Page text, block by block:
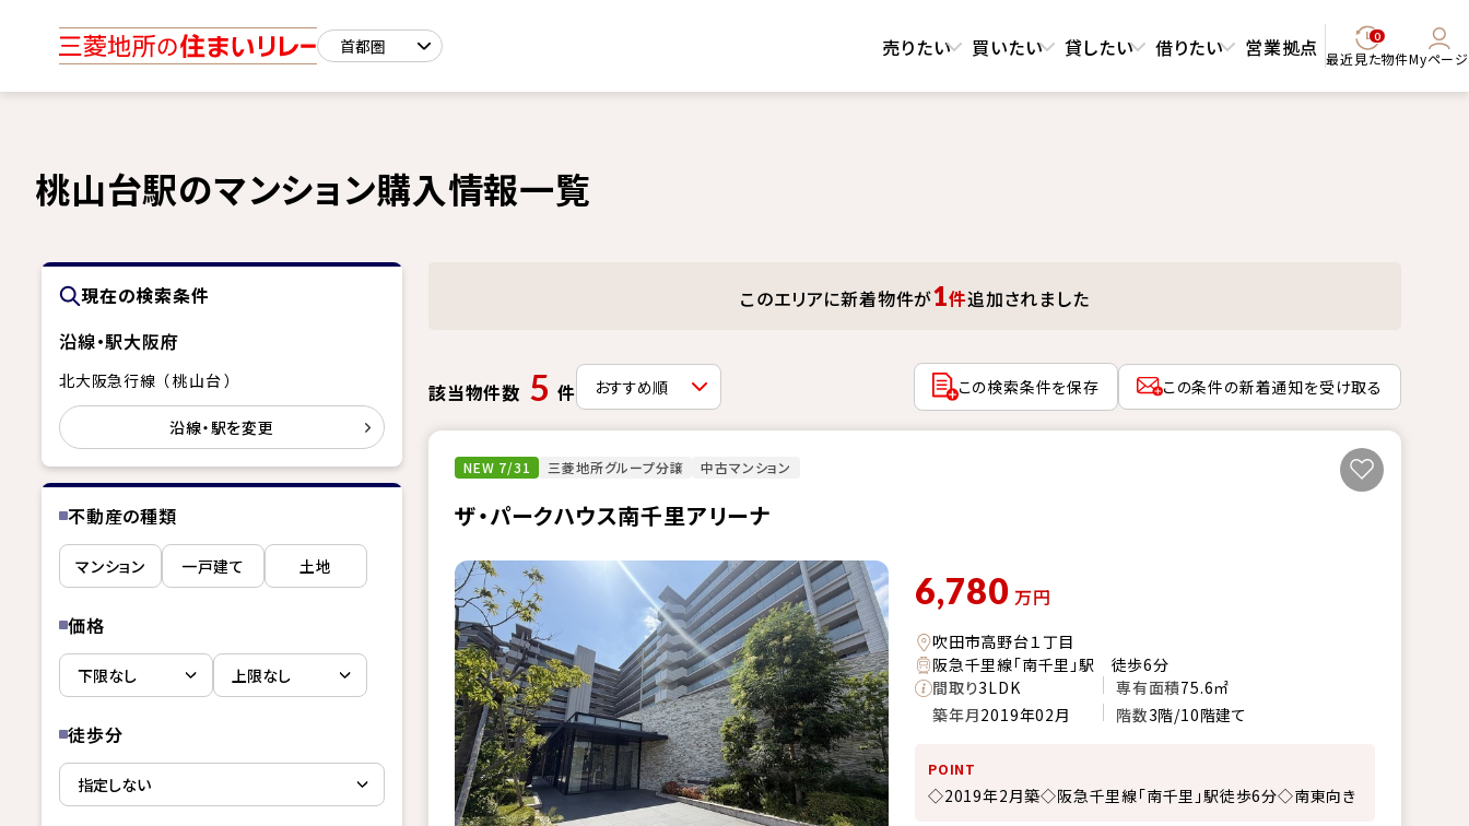
売りたい 買いたい 貸したい 借りたい 営業拠点 0
最近見た物件Myページ
桃山台駅のマンション購入情報一覧
現在の検索条件
沿線・駅大阪府
北大阪急行線 （ 桃山台 ）
沿線・駅を変更
不動産の種類
マンション 一戸建て 土地
価格
徒歩分
このエリアに新着物件が1件追加されました
該当物件数 5 件 この検索条件を保存 この条件の新着通知を受け取る
NEW 7/31 三菱地所グループ分譲 中古マンション
ザ・パークハウス南千里アリーナ
6,780 万円
吹田市高野台１丁目
阪急千里線「南千里」駅 徒歩6分
間取り3LDK 専有面積75.6㎡
築年月2019年02月 階数3階/10階建て
POINT
◇2019年2月築◇阪急千里線「南千里」駅徒歩6分◇南東向き